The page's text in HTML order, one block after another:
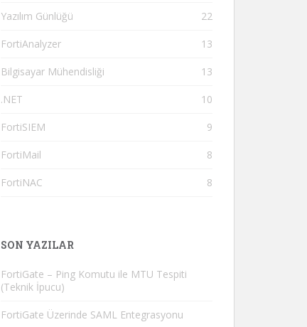
Yazılım Günlüğü 22
FortiAnalyzer 13
Bilgisayar Mühendisliği 13
.NET 10
FortiSIEM 9
FortiMail 8
FortiNAC 8
SON YAZILAR
FortiGate – Ping Komutu ile MTU Tespiti
(Teknik İpucu)
FortiGate Üzerinde SAML Entegrasyonu